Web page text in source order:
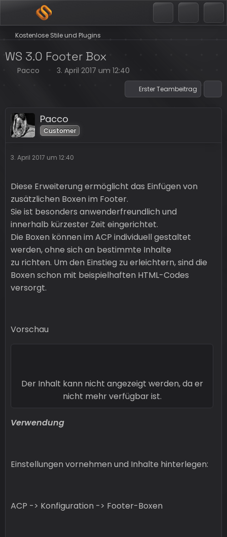
Kostenlose Stile und Plugins
WS 3.0 Footer Box
Pacco 3. April 2017 um 12:40
Erster Teambeitrag
Pacco
Customer
3. April 2017 um 12:40
Diese Erweiterung ermöglicht das Einfügen von
zusätzlichen Boxen im Footer.
Sie ist besonders anwenderfreundlich und
innerhalb kürzester Zeit eingerichtet.
Die Boxen können im ACP individuell gestaltet
werden, ohne sich an bestimmte Inhalte
zu richten. Um den Einstieg zu erleichtern, sind die
Boxen schon mit beispielhaften HTML-Codes
versorgt.
Vorschau
Der Inhalt kann nicht angezeigt werden, da er
nicht mehr verfügbar ist.
Verwendung
Einstellungen vornehmen und Inhalte hinterlegen:
ACP -> Konfiguration -> Footer-Boxen